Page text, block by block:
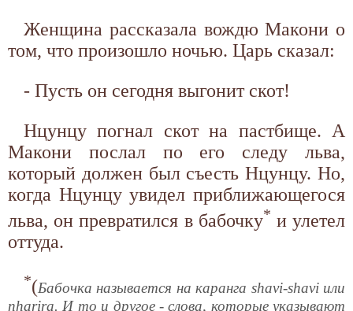
Женщина рассказала вождю Макони о
том, что произошло ночью. Царь сказал:
- Пусть он сегодня выгонит скот!
Нцунцу погнал скот на пастбище. А
Макони послал по его следу льва,
который должен был съесть Нцунцу. Но,
когда Нцунцу увидел приближающегося
льва, он превратился в бабочку* и улетел
оттуда.
*(Бабочка называется на каранга shavi-shavi или
nharira. И то и другое - слова, которые указывают